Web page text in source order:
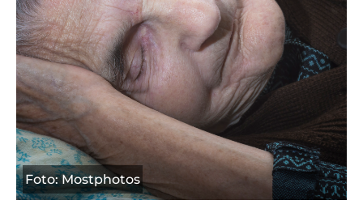
Foto: Mostphotos